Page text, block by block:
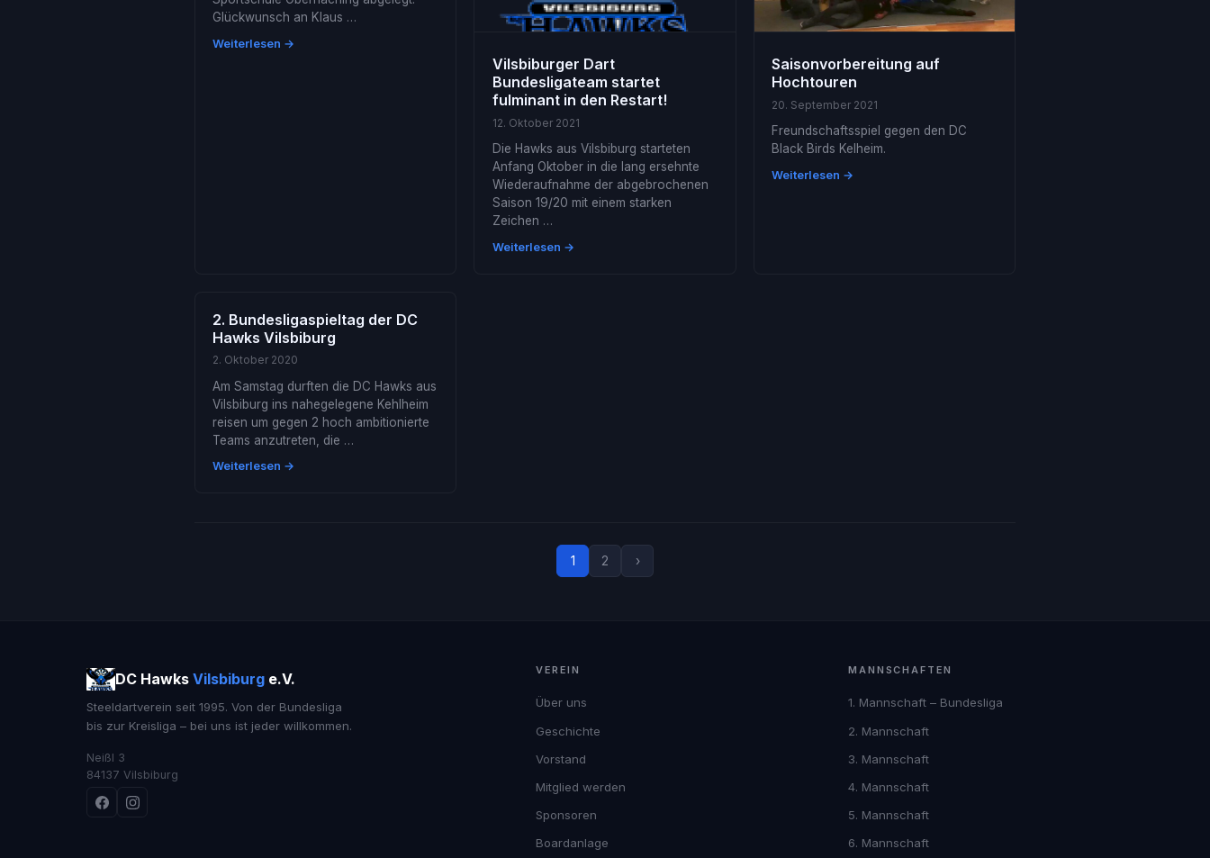
Glückwunsch an Klaus …
Weiterlesen →
Vilsbiburger Dart
Bundesligateam startet
fulminant in den Restart!
12. Oktober 2021
Die Hawks aus Vilsbiburg starteten
Anfang Oktober in die lang ersehnte
Wiederaufnahme der abgebrochenen
Saison 19/20 mit einem starken
Zeichen …
Weiterlesen →
Saisonvorbereitung auf
Hochtouren
20. September 2021
Freundschaftsspiel gegen den DC
Black Birds Kelheim.
Weiterlesen →
2. Bundesligaspieltag der DC
Hawks Vilsbiburg
2. Oktober 2020
Am Samstag durften die DC Hawks aus
Vilsbiburg ins nahegelegene Kehlheim
reisen um gegen 2 hoch ambitionierte
Teams anzutreten, die …
Weiterlesen →
1 2 ›
DC Hawks Vilsbiburg e.V.
Steeldartverein seit 1995. Von der Bundesliga
bis zur Kreisliga – bei uns ist jeder willkommen.
Neißl 3
84137 Vilsbiburg
VEREIN
Über uns
Geschichte
Vorstand
Mitglied werden
Sponsoren
Boardanlage
MANNSCHAFTEN
1. Mannschaft – Bundesliga
2. Mannschaft
3. Mannschaft
4. Mannschaft
5. Mannschaft
6. Mannschaft